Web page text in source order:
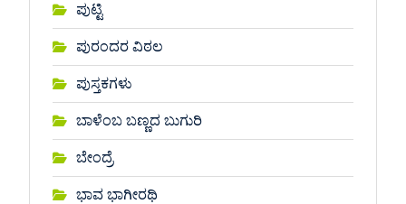
ಪುಟ್ಟಿ
ಪುರಂದರ ವಿಠಲ
ಪುಸ್ತಕಗಳು
ಬಾಳೆಂಬ ಬಣ್ಣದ ಬುಗುರಿ
ಬೇಂದ್ರೆ
ಭಾವ ಭಾಗೀರಥಿ